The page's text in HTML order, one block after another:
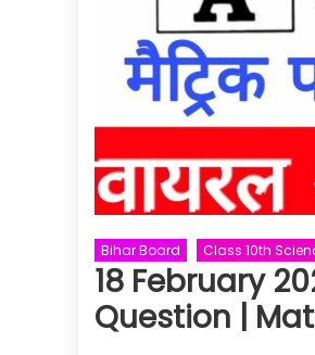
Bihar Board Class 10th
18 February
Question |